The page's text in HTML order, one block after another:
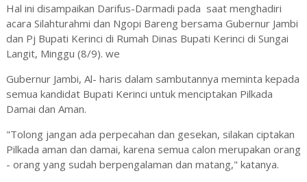
Hal ini disampaikan Darifus-Darmadi pada saat menghadiri
acara Silahturahmi dan Ngopi Bareng bersama Gubernur Jambi
dan Pj Bupati Kerinci di Rumah Dinas Bupati Kerinci di Sungai
Langit, Minggu (8/9). we
Gubernur Jambi, Al- haris dalam sambutannya meminta kepada
semua kandidat Bupati Kerinci untuk menciptakan Pilkada
Damai dan Aman.
"Tolong jangan ada perpecahan dan gesekan, silakan ciptakan
Pilkada aman dan damai, karena semua calon merupakan orang
- orang yang sudah berpengalaman dan matang," katanya.